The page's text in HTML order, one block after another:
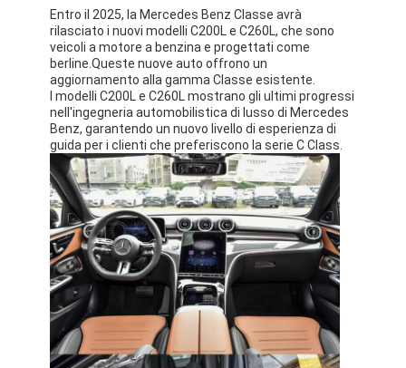
Casa.
Prodotti
Entro il 2025, la Mercedes Benz Classe avrà
rilasciato i nuovi modelli C200L e C260L, che sono
veicoli a motore a benzina e progettati come
berline.Queste nuove auto offrono un
aggiornamento alla gamma Classe esistente.
I modelli C200L e C260L mostrano gli ultimi progressi
nell'ingegneria automobilistica di lusso di Mercedes
Benz, garantendo un nuovo livello di esperienza di
guida per i clienti che preferiscono la serie C Class.